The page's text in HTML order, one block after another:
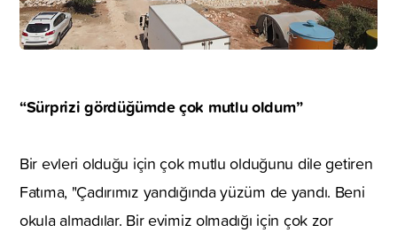
“Sürprizi gördüğümde çok mutlu oldum”
Bir evleri olduğu için çok mutlu olduğunu dile getiren
Fatıma, "Çadırımız yandığında yüzüm de yandı. Beni
okula almadılar. Bir evimiz olmadığı için çok zor